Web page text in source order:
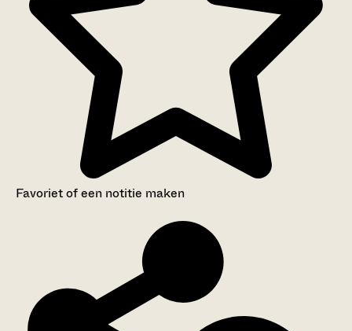
Favoriet of een notitie maken